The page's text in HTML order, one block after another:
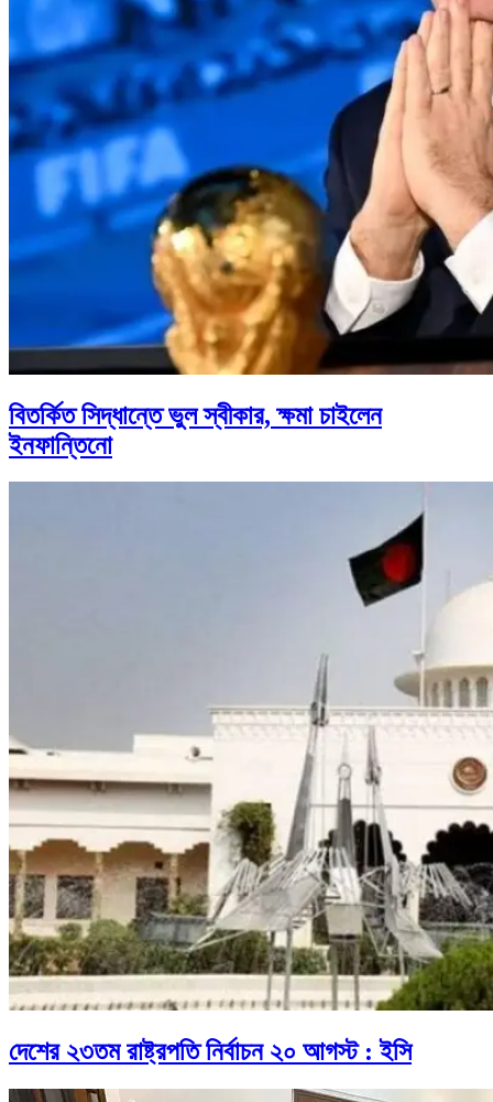
বিতর্কিত সিদ্ধান্তে ভুল স্বীকার, ক্ষমা চাইলেন
ইনফান্তিনো
দেশের ২৩তম রাষ্ট্রপতি নির্বাচন ২০ আগস্ট : ইসি